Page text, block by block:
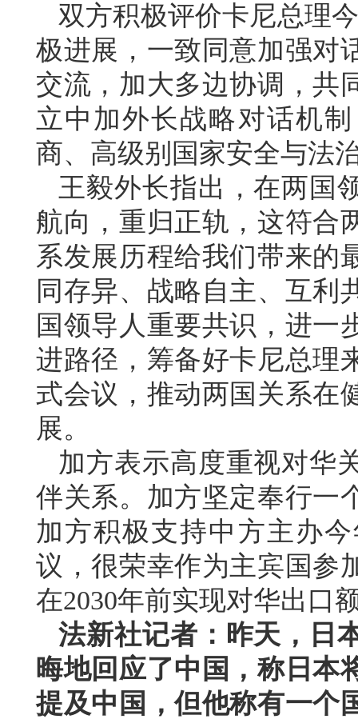
双方积极评价卡尼总理
极进展，一致同意加强对
交流，加大多边协调，共
立中加外长战略对话机
商、高级别国家安全与法
王毅外长指出，在两国
航向，重归正轨，这符合
系发展历程给我们带来的
同存异、战略自主、互利
国领导人重要共识，进一
进路径，筹备好卡尼总理
式会议，推动两国关系在
展。
加方表示高度重视对华
伴关系。加方坚定奉行一
加方积极支持中方主办
议，很荣幸作为主宾国参
在2030年前实现对华出口
法新社记者：昨天，日
晦地回应了中国，称日本
提及中国，但他称有一个